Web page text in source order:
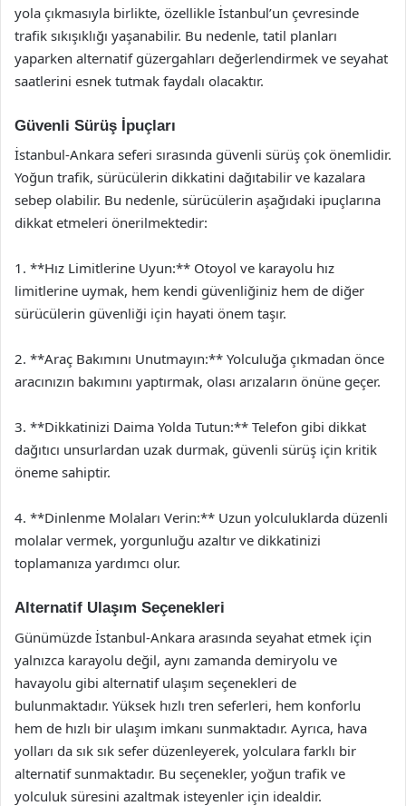
yola çıkmasıyla birlikte, özellikle İstanbul’un çevresinde
trafik sıkışıklığı yaşanabilir. Bu nedenle, tatil planları
yaparken alternatif güzergahları değerlendirmek ve seyahat
saatlerini esnek tutmak faydalı olacaktır.
Güvenli Sürüş İpuçları
İstanbul-Ankara seferi sırasında güvenli sürüş çok önemlidir.
Yoğun trafik, sürücülerin dikkatini dağıtabilir ve kazalara
sebep olabilir. Bu nedenle, sürücülerin aşağıdaki ipuçlarına
dikkat etmeleri önerilmektedir:
1. **Hız Limitlerine Uyun:** Otoyol ve karayolu hız
limitlerine uymak, hem kendi güvenliğiniz hem de diğer
sürücülerin güvenliği için hayati önem taşır.
2. **Araç Bakımını Unutmayın:** Yolculuğa çıkmadan önce
aracınızın bakımını yaptırmak, olası arızaların önüne geçer.
3. **Dikkatinizi Daima Yolda Tutun:** Telefon gibi dikkat
dağıtıcı unsurlardan uzak durmak, güvenli sürüş için kritik
öneme sahiptir.
4. **Dinlenme Molaları Verin:** Uzun yolculuklarda düzenli
molalar vermek, yorgunluğu azaltır ve dikkatinizi
toplamanıza yardımcı olur.
Alternatif Ulaşım Seçenekleri
Günümüzde İstanbul-Ankara arasında seyahat etmek için
yalnızca karayolu değil, aynı zamanda demiryolu ve
havayolu gibi alternatif ulaşım seçenekleri de
bulunmaktadır. Yüksek hızlı tren seferleri, hem konforlu
hem de hızlı bir ulaşım imkanı sunmaktadır. Ayrıca, hava
yolları da sık sık sefer düzenleyerek, yolculara farklı bir
alternatif sunmaktadır. Bu seçenekler, yoğun trafik ve
yolculuk süresini azaltmak isteyenler için idealdir.